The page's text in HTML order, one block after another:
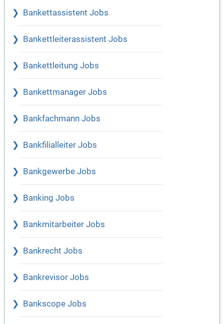
Bankettassistent Jobs
Bankettleiterassistent Jobs
Bankettleitung Jobs
Bankettmanager Jobs
Bankfachmann Jobs
Bankfilialleiter Jobs
Bankgewerbe Jobs
Banking Jobs
Bankmitarbeiter Jobs
Bankrecht Jobs
Bankrevisor Jobs
Bankscope Jobs